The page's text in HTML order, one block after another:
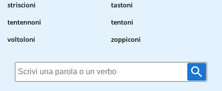
striscioni
tastoni
tentennoni
tentoni
voltoloni
zoppiconi